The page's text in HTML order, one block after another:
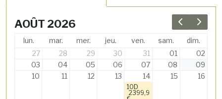
Previous
Next
AOÛT 2026
lun. mar. mer. jeu. ven. sam.
dim.
27
28 29 30 31 01
02
03
04 05 06 07 08
09
10
11 12 13 14
10D
2399,9
15 16